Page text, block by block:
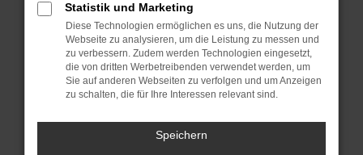
Manche Erweiterungen, wie Werbeblocker,
können das Laden bestimmter Seiten
verhindern. Funktioniert die Seite in einem
anderen Browser oder in einem privaten
Fenster?
Das kann manchmal helfen, vorübergehende
Probleme zu beheben.
Statistik und Marketing
Diese Technologien ermöglichen es uns, die Nutzung der
Webseite zu analysieren, um die Leistung zu messen und
zu verbessern. Zudem werden Technologien eingesetzt,
die von dritten Werbetreibenden verwendet werden, um
Sie auf anderen Webseiten zu verfolgen und um Anzeigen
zu schalten, die für Ihre Interessen relevant sind.
Speichern